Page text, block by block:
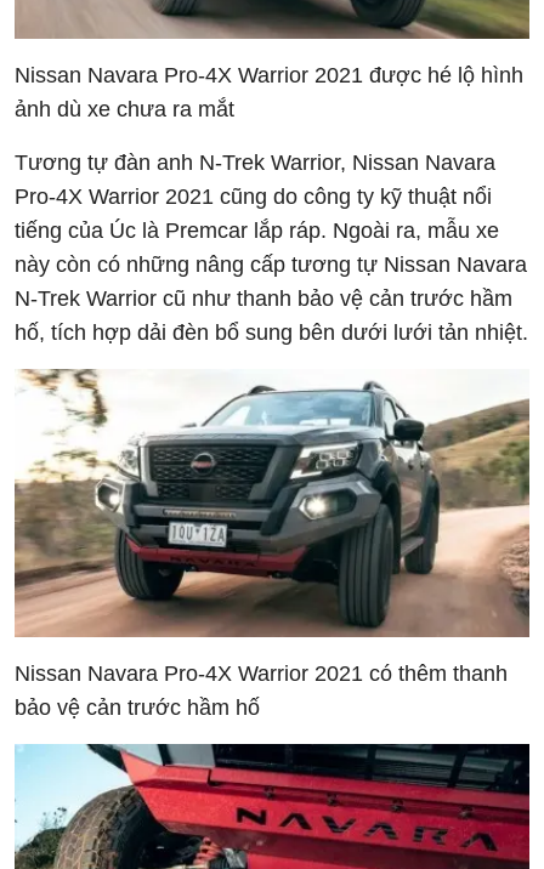
Nissan Navara Pro-4X Warrior 2021 được hé lộ hình
ảnh dù xe chưa ra mắt
Tương tự đàn anh N-Trek Warrior, Nissan Navara
Pro-4X Warrior 2021 cũng do công ty kỹ thuật nổi
tiếng của Úc là Premcar lắp ráp. Ngoài ra, mẫu xe
này còn có những nâng cấp tương tự Nissan Navara
N-Trek Warrior cũ như thanh bảo vệ cản trước hầm
hố, tích hợp dải đèn bổ sung bên dưới lưới tản nhiệt.
Nissan Navara Pro-4X Warrior 2021 có thêm thanh
bảo vệ cản trước hầm hố